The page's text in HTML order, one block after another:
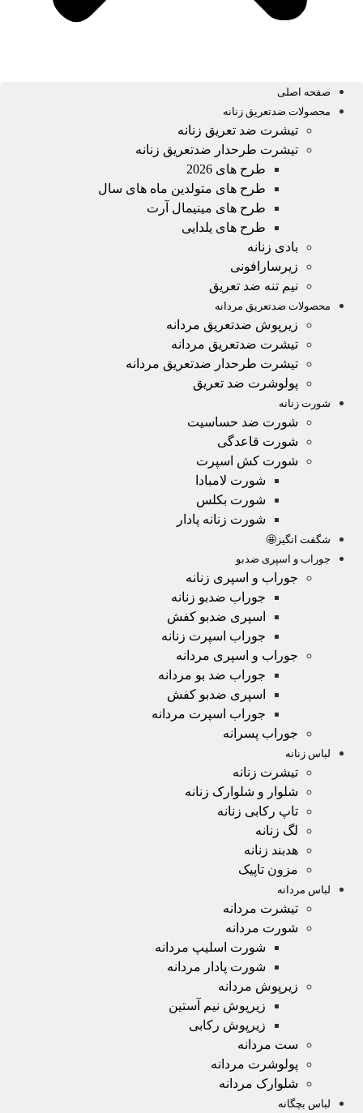
صفحه اصلی
محصولات ضدتعریق زنانه
تیشرت ضد تعریق زنانه
تیشرت طرحدار ضدتعریق زنانه
طرح های 2026
طرح های متولدین ماه های سال
طرح های مینیمال آرت
طرح های یلدایی
بادی زنانه
زیرسارافونی
نیم تنه ضد تعریق
محصولات ضدتعریق مردانه
زیرپوش ضدتعریق مردانه
تیشرت ضدتعریق مردانه
تیشرت طرحدار ضدتعریق مردانه
پولوشرت ضد تعریق
شورت زنانه
شورت ضد حساسیت
شورت قاعدگی
شورت کش اسپرت
شورت لامبادا
شورت بکلس
شورت زنانه پادار
شگفت انگیز🤩
جوراب و اسپری ضدبو
جوراب و اسپری زنانه
جوراب ضدبو زنانه
اسپری ضدبو کفش
جوراب اسپرت زنانه
جوراب و اسپری مردانه
جوراب ضد بو مردانه
اسپری ضدبو کفش
جوراب اسپرت مردانه
جوراب پسرانه
لباس زنانه
تیشرت زنانه
شلوار و شلوارک زنانه
تاپ رکابی زنانه
لگ زنانه
هدبند زنانه
مزون تاپیک
لباس مردانه
تیشرت مردانه
شورت مردانه
شورت اسلیپ مردانه
شورت پادار مردانه
زیرپوش مردانه
زیرپوش نیم آستین
زیرپوش رکابی
ست مردانه
پولوشرت مردانه
شلوارک مردانه
لباس بچگانه